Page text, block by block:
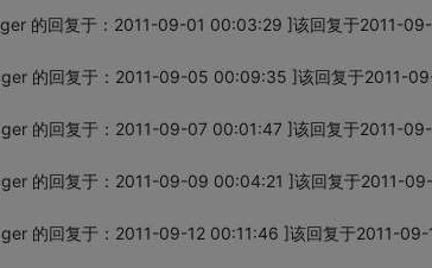
的回复于：2011-09-01 00:03:29 ]该回复于2011-
的回复于：2011-09-05 00:09:35 ]该回复于2011-
的回复于：2011-09-07 00:01:47 ]该回复于2011-
的回复于：2011-09-09 00:04:21 ]该回复于2011-
的回复于：2011-09-12 00:11:46 ]该回复于2011-